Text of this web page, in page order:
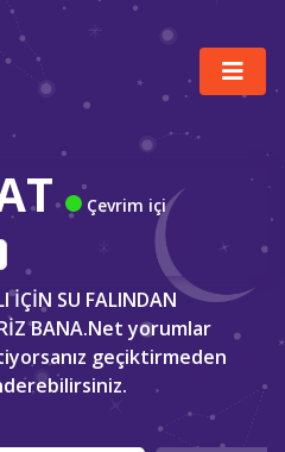
Çevrim içi
İÇİN SU FALINDAN
BANA.Net yorumlar
geçiktirmeden